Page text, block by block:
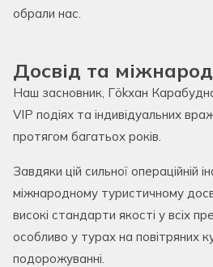
обрали нас.
Досвід та
Наш засновник, Гökхан
VIP подіях та індивідуальних
протягом багатьох років.
Завдяки цій сильної операційній
міжнародному туристичному
високі стандарти якості у всіх
особливо у турах на повітряних
подорожуванні.